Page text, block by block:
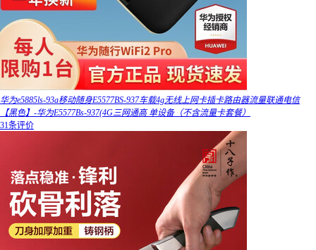
华为e5885ls-93a移动随身E5577BS-937车载4g无线上网卡插卡路由器流量联通电信
【黑色】-华为E5577Bs-937(4G三网通高 单设备（不含流量卡套餐）
31条评价